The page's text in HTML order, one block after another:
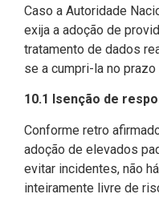
Caso a Autoridade
exija a adoção de
tratamento de dados
se a cumpri-la no
10.1 Isenção de
Conforme retro
adoção de elevados
evitar incidentes, não
inteiramente livre de